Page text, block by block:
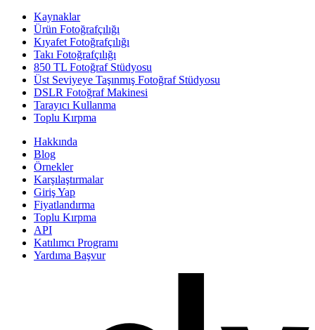
Kaynaklar
Ürün Fotoğrafçılığı
Kıyafet Fotoğrafçılığı
Takı Fotoğrafçılığı
850 TL Fotoğraf Stüdyosu
Üst Seviyeye Taşınmış Fotoğraf Stüdyosu
DSLR Fotoğraf Makinesi
Tarayıcı Kullanma
Toplu Kırpma
Hakkında
Blog
Örnekler
Karşılaştırmalar
Giriş Yap
Fiyatlandırma
Toplu Kırpma
API
Katılımcı Programı
Yardıma Başvur